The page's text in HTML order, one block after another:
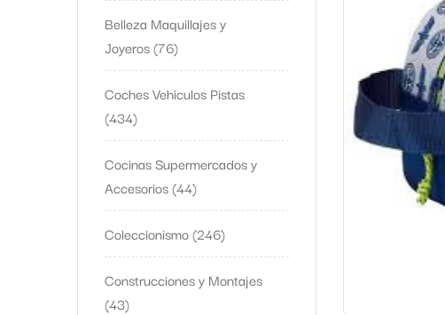
Belleza Maquillajes y
Joyeros 76
Coches Vehiculos Pistas
434
Cocinas Supermercados y
Accesorios 44
Coleccionismo 246
Construcciones y Montajes
43